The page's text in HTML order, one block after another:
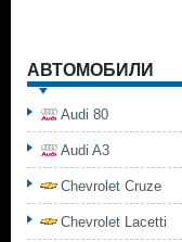
АВТОМОБИЛИ
Audi 80
Audi A3
Chevrolet Cruze
Chevrolet Lacetti